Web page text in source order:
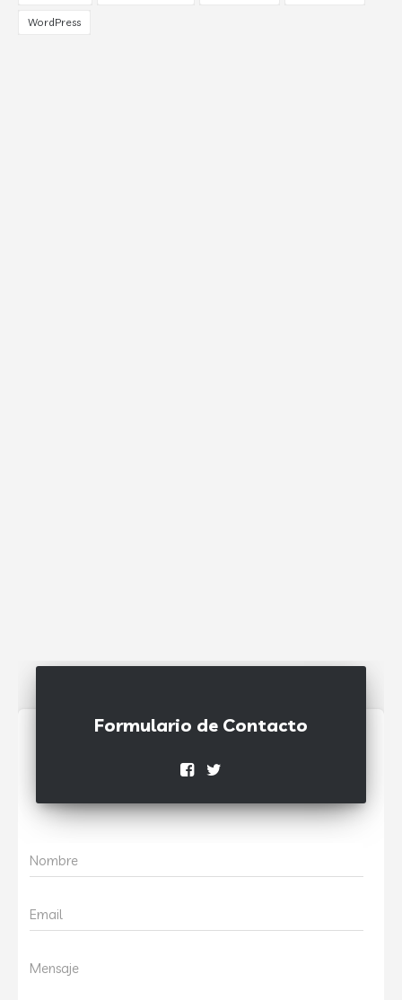
WordPress
Formulario de Contacto
Nombre
Email
Mensaje